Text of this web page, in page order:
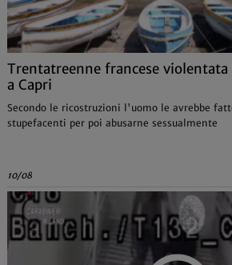
Trentatreenne francese violentata
a Capri
Secondo le ricostruzioni l'uomo le avrebbe
stupefacenti per poi abusarne sessualmente
10/08